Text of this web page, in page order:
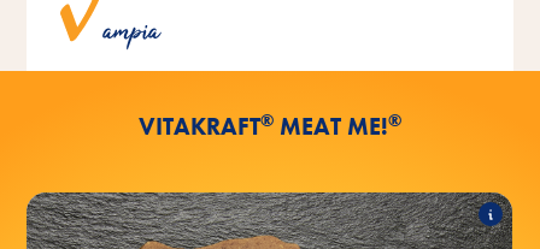
ampia
VITAKRAFT® MEAT ME!®